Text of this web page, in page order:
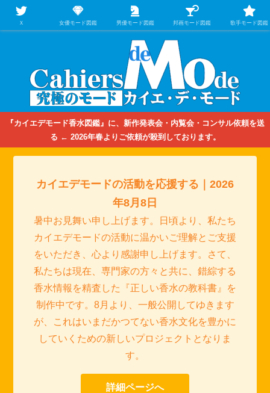
【映画/音楽の中のファッション＆香水】を徹底的に分析するファッション＆ア
パレル業界人のための学習サイト
『カイエデモード香水図鑑』に、新作発表会・内覧会・コンサル依頼を送
る ← 2026年春よりご依頼が殺到しております。
カイエデモードの活動を応援する｜2026
年8月8日
暑中お見舞い申し上げます。日頃より、私たち
カイエデモードの活動に温かいご理解とご支援
をいただき、心より感謝申し上げます。さて、
私たちは現在、専門家の方々と共に、錯綜する
香水情報を精査した『正しい香水の教科書』を
制作中です。8月より、一般公開してゆきます
が、これはいまだかつてない香水文化を豊かに
していくための新しいプロジェクトとなりま
す。
詳細ページへ
Ｘ 女優モード図鑑 男優モード図鑑 邦画モード図鑑 歌手モード図鑑